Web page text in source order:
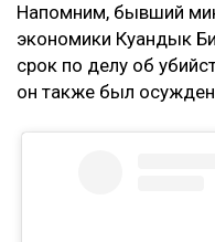
Напомним, бывший
экономики Куандык
срок по делу об
он также был